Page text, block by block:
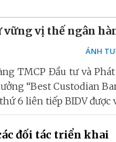
vững vị thế ngân
ÁNH
TMCP Đầu tư và
“Best Custodian
6 liên tiếp BIDV
đối tác triển khai